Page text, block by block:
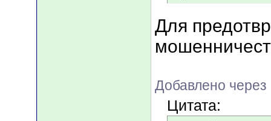
Для
Добавлено
Цитата: